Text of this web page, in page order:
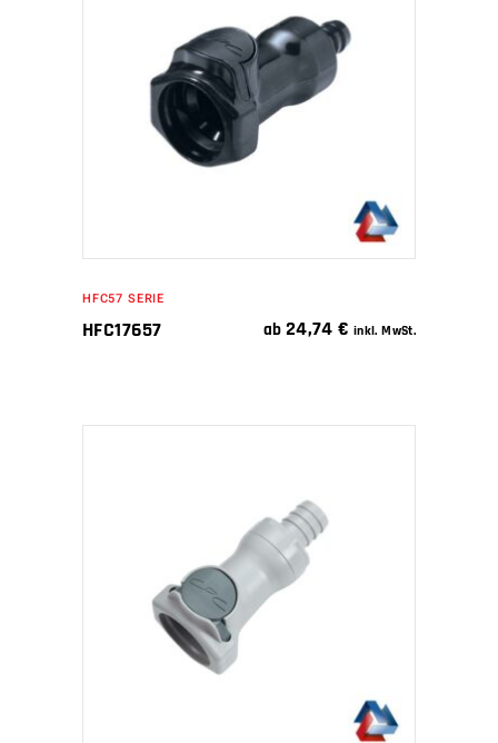
IN DEN WARENKORB
HFC57 SERIE
HFC17657 ab 24,74€ inkl. MwSt.
IN DEN WARENKORB